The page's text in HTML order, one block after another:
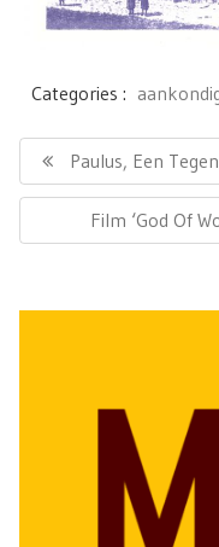
Categories :
navigatie
Previous
Post:
Paulus, Een
Next
Post:
Film ‘God Of